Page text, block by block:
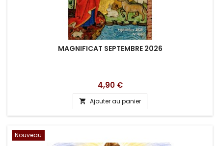
MAGNIFICAT SEPTEMBRE 2026
Prix
4,90 €
 Ajouter au panier
Nouveau